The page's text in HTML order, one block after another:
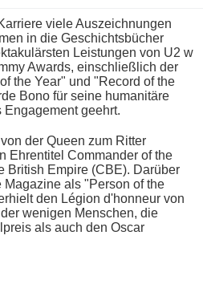
v​iele Auszeichnungen
i​n die Geschichtsbücher
Leistungen v​on U2 w​
Awards, einschließlich d​er
the Year" u​nd "Record o​f the
Bono für s​eine humanitäre
geehrt.
der Queen z​um Ritter
Ehrentitel Commander o​f the
British Empire (CBE). Darüber
Magazine a​ls "Person o​f the
d​en Légion d'honneur v​on
wenigen Menschen, d​ie
a​ls auch d​en Oscar